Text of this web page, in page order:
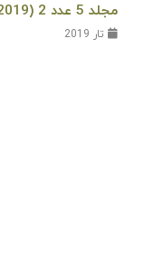
مجلد 5 عدد 2 (2019)
تار 2019